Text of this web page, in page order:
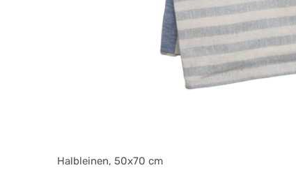
Halbleinen, 50x70 cm